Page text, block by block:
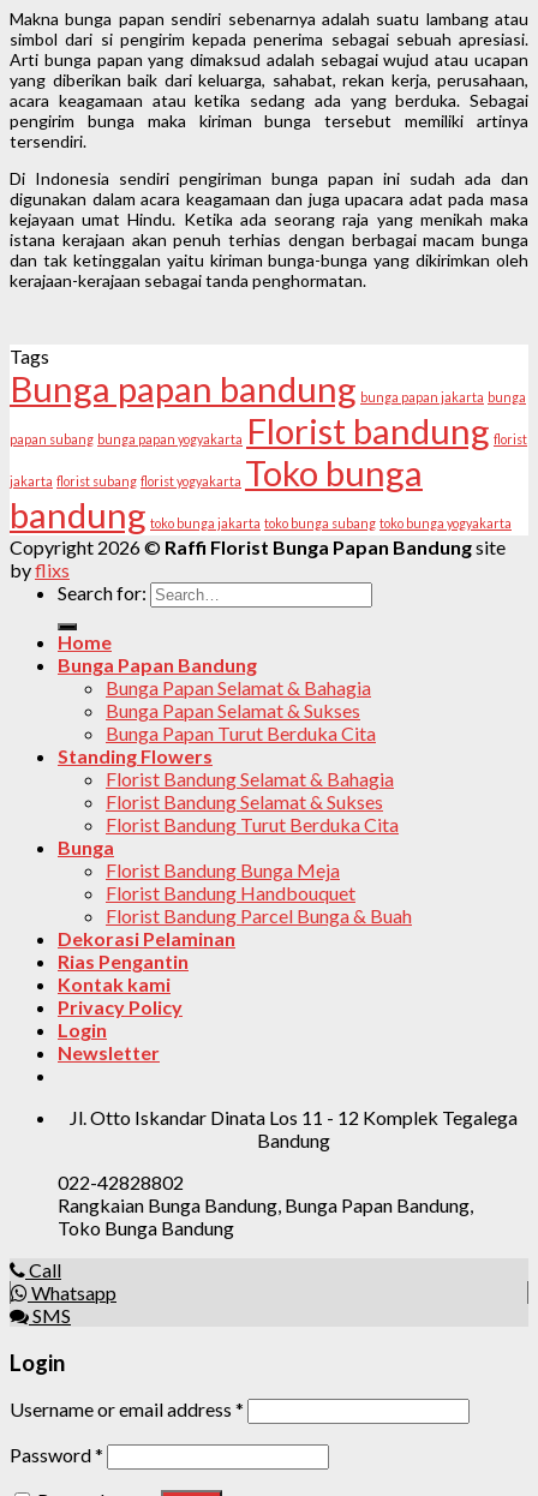
Makna bunga papan sendiri sebenarnya adalah suatu lambang atau
simbol dari si pengirim kepada penerima sebagai sebuah apresiasi.
Arti bunga papan yang dimaksud adalah sebagai wujud atau ucapan
yang diberikan baik dari keluarga, sahabat, rekan kerja, perusahaan,
acara keagamaan atau ketika sedang ada yang berduka. Sebagai
pengirim bunga maka kiriman bunga tersebut memiliki artinya
tersendiri.
Di Indonesia sendiri pengiriman bunga papan ini sudah ada dan
digunakan dalam acara keagamaan dan juga upacara adat pada masa
kejayaan umat Hindu. Ketika ada seorang raja yang menikah maka
istana kerajaan akan penuh terhias dengan berbagai macam bunga
dan tak ketinggalan yaitu kiriman bunga-bunga yang dikirimkan oleh
kerajaan-kerajaan sebagai tanda penghormatan.
Tags
Bunga papan bandung bunga papan jakarta bunga
papan subang bunga papan yogyakarta Florist bandung florist
jakarta florist subang florist yogyakarta Toko bunga
bandung toko bunga jakarta toko bunga subang toko bunga yogyakarta
Copyright 2026 © Raffi Florist Bunga Papan Bandungsite
byflixs
Search for:
Home
Bunga Papan Bandung
Bunga Papan Selamat & Bahagia
Bunga Papan Selamat & Sukses
Bunga Papan Turut Berduka Cita
Standing Flowers
Florist Bandung Selamat & Bahagia
Florist Bandung Selamat & Sukses
Florist Bandung Turut Berduka Cita
Bunga
Florist Bandung Bunga Meja
Florist Bandung Handbouquet
Florist Bandung Parcel Bunga & Buah
Dekorasi Pelaminan
Rias Pengantin
Kontak kami
Privacy Policy
Login
Newsletter
Jl. Otto Iskandar Dinata Los 11 - 12 Komplek Tegalega
Bandung
022-42828802
Rangkaian Bunga Bandung, Bunga Papan Bandung,
Toko Bunga Bandung
Call
Whatsapp
SMS
Login
Username or email address *
Password*